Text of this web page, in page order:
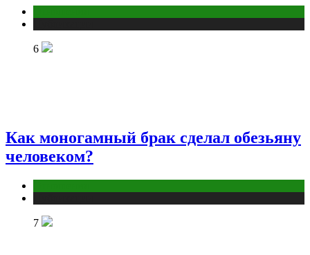
6
Как моногамный брак сделал обезьяну
человеком?
7